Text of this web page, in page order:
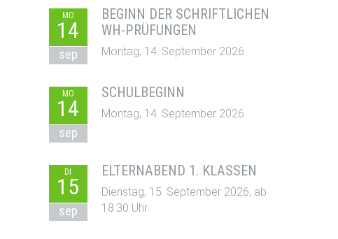
MO
14
sep
BEGINN DER SCHRIFTLICHEN
WH-PRÜFUNGEN
Montag, 14. September 2026
MO
14
sep
SCHULBEGINN
Montag, 14. September 2026
DI
15
sep
ELTERNABEND 1. KLASSEN
Dienstag, 15. September 2026, ab
18:30 Uhr